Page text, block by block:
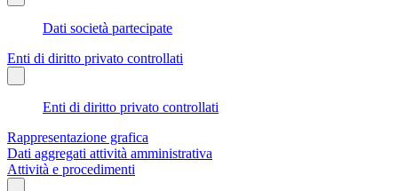
Dati società partecipate
Enti di diritto privato controllati
Enti di diritto privato controllati
Rappresentazione grafica
Dati aggregati attività amministrativa
Attività e procedimenti